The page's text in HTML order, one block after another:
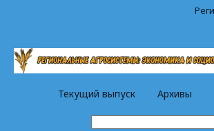
Текущий выпуск Архивы